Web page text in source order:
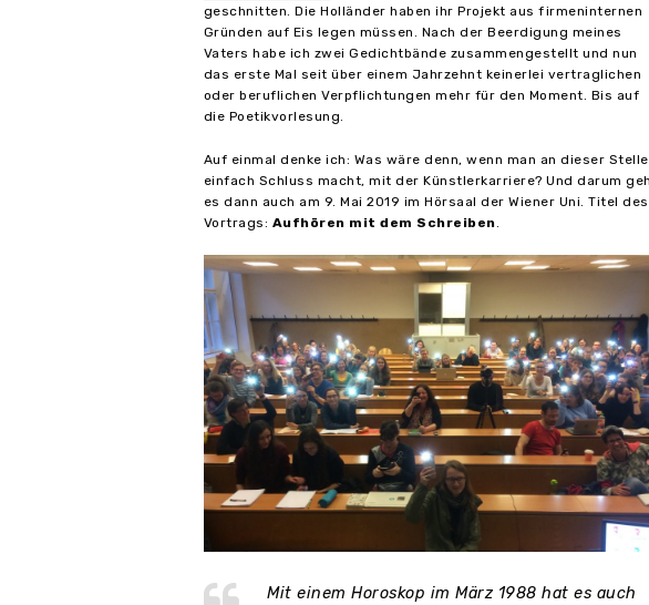
geschnitten. Die Holländer haben ihr Projekt aus firmeninternen
Gründen auf Eis legen müssen. Nach der Beerdigung meines
Vaters habe ich zwei Gedichtbände zusammengestellt und nun
das erste Mal seit über einem Jahrzehnt keinerlei vertraglichen
oder beruflichen Verpflichtungen mehr für den Moment. Bis auf
die Poetikvorlesung.
Auf einmal denke ich: Was wäre denn, wenn man an dieser Stelle
einfach Schluss macht, mit der Künstlerkarriere? Und darum
es dann auch am 9. Mai 2019 im Hörsaal der Wiener Uni. Titel des
Vortrags: Aufhören mit dem Schreiben
Mit einem Horoskop im März 1988 hat es auch